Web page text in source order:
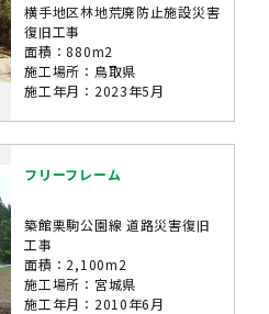
横手地区林地荒廃防止施設災害
復旧工事
面積：880m2
施工場所：鳥取県
施工年月：2023年5月
フリーフレーム
築館栗駒公園線 道路災害復旧
工事
面積：2,100m2
施工場所：宮城県
施工年月：2010年6月